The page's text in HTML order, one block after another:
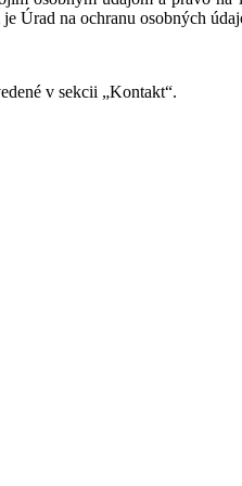
Úrad na ochranu osobných
v sekcii „Kontakt“.